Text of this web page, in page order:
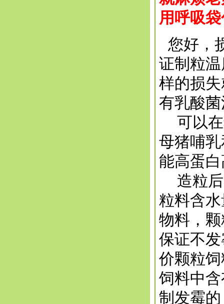
用呼吸
您好，
证制粒
样的损
有乳酸
可以在
母猪哺
能高蛋
造粒后
粒料含
物料，
保证不
价颗粒
饲料中
制发霉